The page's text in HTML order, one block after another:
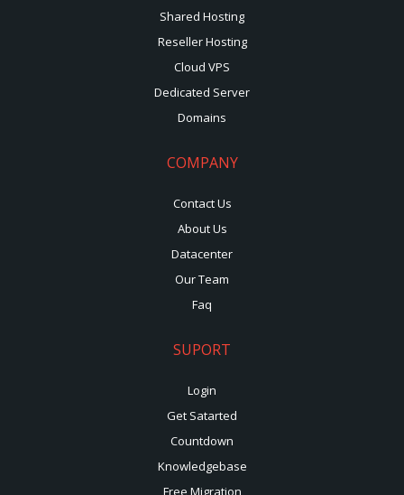
Shared Hosting
Reseller Hosting
Cloud VPS
Dedicated Server
Domains
COMPANY
Contact Us
About Us
Datacenter
Our Team
Faq
SUPORT
Login
Get Satarted
Countdown
Knowledgebase
Free Migration